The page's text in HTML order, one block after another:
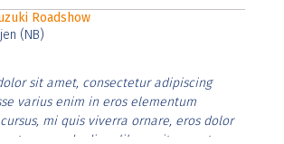
Roadshow
(NB)
sit amet, consectetur adipiscing
varius enim in eros elementum
mi quis viverra ornare, eros dolor
ut commodo diam libero vitae erat.